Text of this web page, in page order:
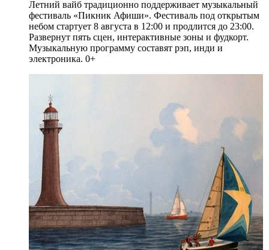
Летний вайб традиционно поддерживает музыкальный
фестиваль «Пикник Афиши». Фестиваль под открытым
небом стартует 8 августа в 12:00 и продлится до 23:00.
Развернут пять сцен, интерактивные зоны и фудкорт.
Музыкальную программу составят рэп, инди и
электроника. 0+